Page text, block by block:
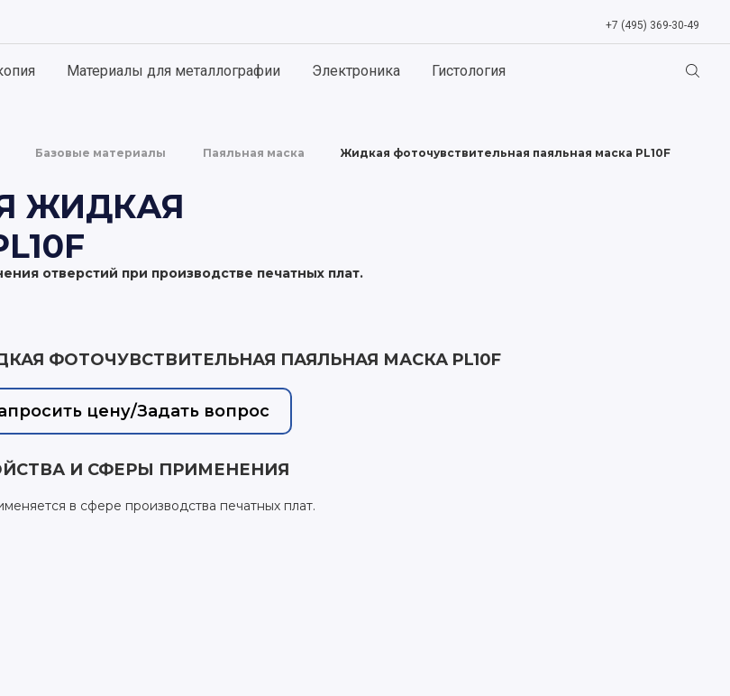
+7 (495) 369-30-49
Материалы для металлографии Электроника Гистология
Базовые материалы Паяльная маска Жидкая фоточувствительная паяльная маска PL10F
ЖИДКАЯ
отверстий при производстве печатных плат.
ФОТОЧУВСТВИТЕЛЬНАЯ ПАЯЛЬНАЯ МАСКА PL10F
цену/Задать вопрос
И СФЕРЫ ПРИМЕНЕНИЯ
в сфере производства печатных плат.